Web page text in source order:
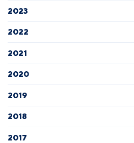
2023
2022
2021
2020
2019
2018
2017